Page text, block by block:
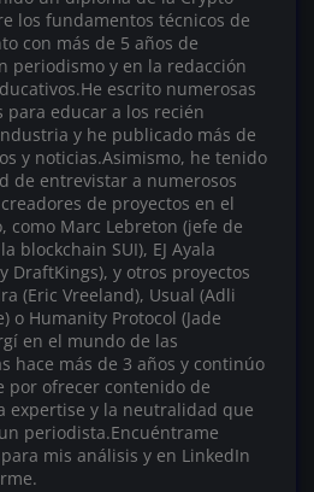
los fundamentos técnicos de
con más de 5 años de
periodismo y en la redacción
escrito numerosas
para educar a los recién
y he publicado más de
y noticias.Asimismo, he tenido
de entrevistar a numerosos
de proyectos en el
como Marc Lebreton (jefe de
blockchain SUI), EJ Ayala
DraftKings), y otros proyectos
(Eric Vreeland), Usual (Adli
o Humanity Protocol (Jade
en el mundo de las
hace más de 3 años y continúo
por ofrecer contenido de
expertise y la neutralidad que
periodista.Encuéntrame
mis análisis y en LinkedIn